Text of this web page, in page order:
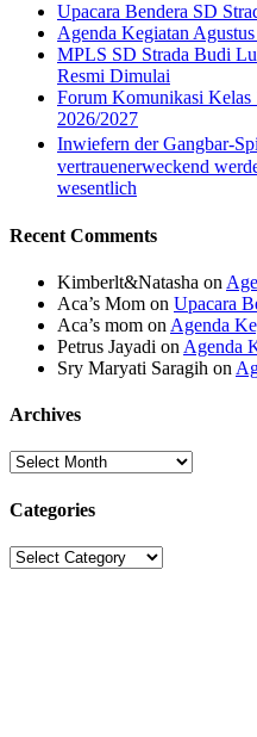
Upacara Bendera SD
Agenda Kegiatan
MPLS SD Strada Budi
Resmi Dimulai
Forum Komunikasi Kelas
2026/2027
Inwiefern der Gangbar-
vertrauenerweckend
wesentlich
Recent Comments
Kimberlt&Natasha on
Aca’s Mom on Upacara
Aca’s mom on Agenda
Petrus Jayadi on Agenda
Sry Maryati Saragih on
Archives
Archives
Categories
Categories